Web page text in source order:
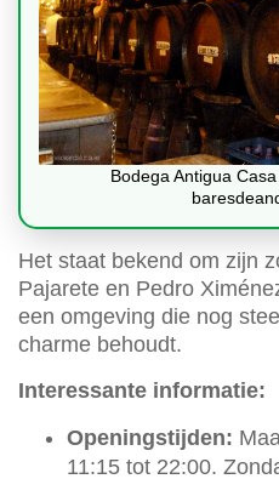
Bodega Antigua
Het staat bekend om zijn
Pajarete en Pedro
een omgeving die nog
charme behoudt.
Interessante informatie:
Openingstijden:
11:15 tot 22:00.